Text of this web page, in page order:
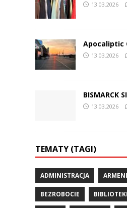
13.03.2026
Apocaliptic
13.03.2026
BISMARCK
13.03.2026
TEMATY (TAGI)
ADMINISTRACJA
BEZROBOCIE BIBLIOTEKI